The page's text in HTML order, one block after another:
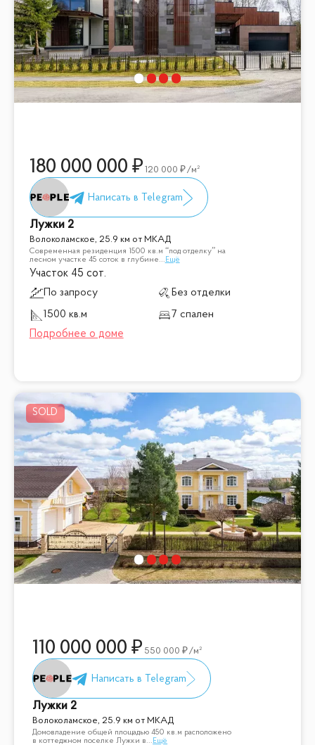
180 000 000 120 000 /м²
Лужки 2
Волоколамское, 25.9 км от МКАД
Современная резиденция 1500 кв.м “под отделку” на
лесном участке 45 соток в глубине... Ещё
Участок 45 сот.
По запросу
Без отделки
1500 кв.м
7 спален
110 000 000 550 000 /м²
Лужки 2
Волоколамское, 25.9 км от МКАД
Домовладение общей площадью 450 кв.м расположено
в коттеджном поселке Лужки в... Ещё